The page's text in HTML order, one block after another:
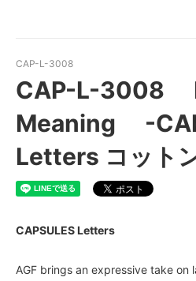
CAP-L-3008
CAP-L-3008
Meaning -
Letters コット
CAPSULES Letters
AGF brings an expressive take on